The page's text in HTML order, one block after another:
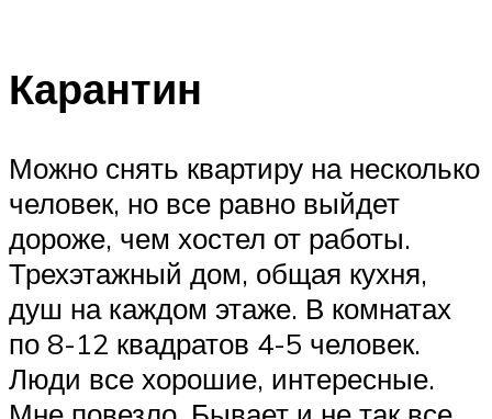
Карантин
Можно снять квартиру на несколько
человек, но все равно выйдет
дороже, чем хостел от работы.
Трехэтажный дом, общая кухня,
душ на каждом этаже. В комнатах
по 8-12 квадратов 4-5 человек.
Люди все хорошие, интересные.